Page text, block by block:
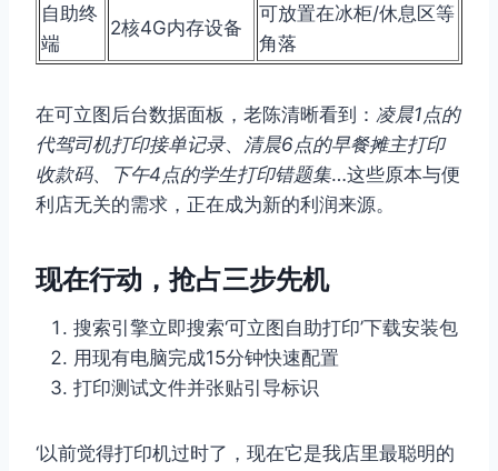
自助终
端
2核4G内存设备
可放置在冰柜/休息区等
角落
在可立图后台数据面板，老陈清晰看到： 凌晨1点的
代驾司机打印接单记录、 清晨6点的早餐摊主打印
收款码、 下午4点的学生打印错题集…这些原本与便
利店无关的需求，正在成为新的利润来源。
现在行动，抢占三步先机
搜索引擎立即搜索‘可立图自助打印’下载安装包
用现有电脑完成15分钟快速配置
打印测试文件并张贴引导标识
‘以前觉得打印机过时了，现在它是我店里最聪明的